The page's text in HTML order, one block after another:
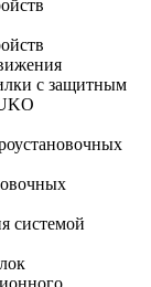
с защитным
системой